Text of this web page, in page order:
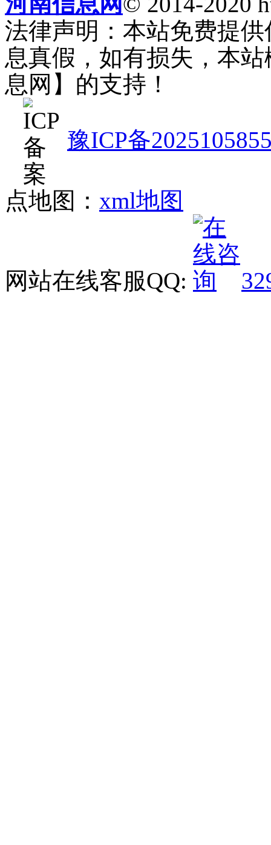
法律声明：本站免费提
息真假，如有损失，本
息网】的支持！
豫ICP备
点地图： xml地图
网站在线客服QQ: